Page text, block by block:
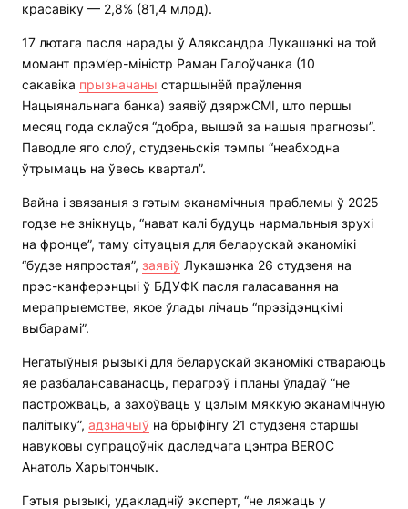
красавіку — 2,8% (81,4 млрд).
17 лютага пасля нарады ў Аляксандра Лукашэнкі на той
момант прэм’ер-міністр Раман Галоўчанка (10
сакавіка прызначаны старшынёй праўлення
Нацыянальнага банка) заявіў дзяржСМІ, што першы
месяц года склаўся “добра, вышэй за нашыя прагнозы”.
Паводле яго слоў, студзеньскія тэмпы “неабходна
ўтрымаць на ўвесь квартал”.
Вайна і звязаныя з гэтым эканамічныя праблемы ў 2025
годзе не знікнуць, “нават калі будуць нармальныя зрухі
на фронце”, таму сітуацыя для беларускай эканомікі
“будзе няпростая”, заявіў Лукашэнка 26 студзеня на
прэс-канферэнцыі ў БДУФК пасля галасавання на
мерапрыемстве, якое ўлады лічаць “прэзідэнцкімі
выбарамі”.
Негатыўныя рызыкі для беларускай эканомікі ствараюць
яе разбалансаванасць, перагрэў і планы ўладаў “не
пастрожваць, а захоўваць у цэлым мяккую эканамічную
палітыку”, адзначыў на брыфінгу 21 студзеня старшы
навуковы супрацоўнік даследчага цэнтра BEROC
Анатоль Харытончык.
Гэтыя рызыкі, удакладніў эксперт, “не ляжаць у